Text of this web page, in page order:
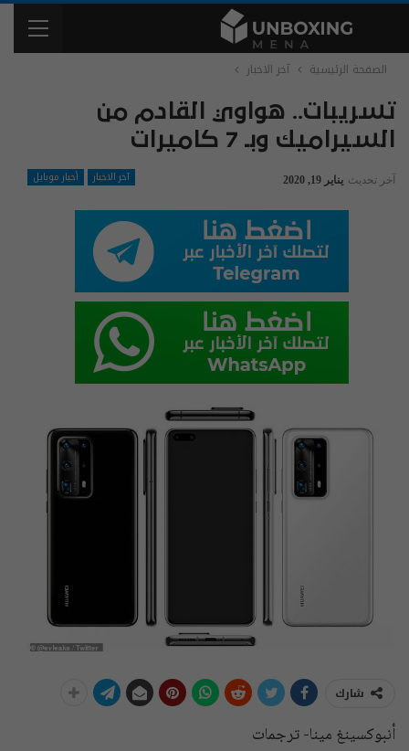
الصفحة الرئيسية آخر الاخبار
تسريبات.. هواوي القادم من
السيراميك وبـ 7 كاميرات
آخر الاخبار أخبار موبايل آخر تحديث يناير 19, 2020
شارك
أنبوكسينغ مينا- ترجمات